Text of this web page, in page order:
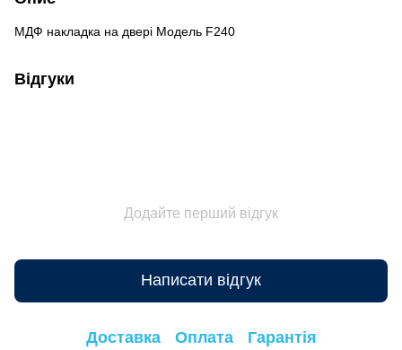
МДФ накладка на двері Модель F240
Відгуки
Додайте перший відгук
Написати відгук
Доставка Оплата Гарантія